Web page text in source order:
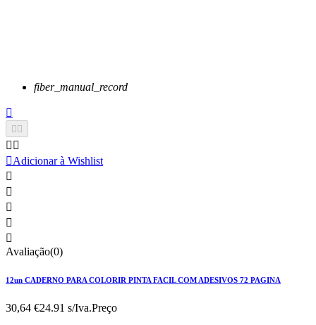
fiber_manual_record

 
 
Adicionar à Wishlist





Avaliação(0)
12un CADERNO PARA COLORIR PINTA FACIL COM ADESIVOS 72 PAGINA
30,64 €24.91 s/Iva.Preço